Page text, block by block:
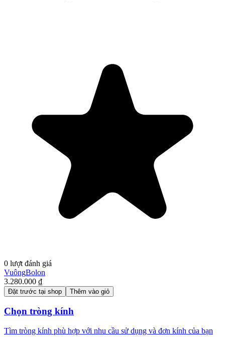
0 lượt đánh giá
VuôngBolon
3.280.000 ₫
Đặt trước tại shop Thêm vào giỏ
Chọn tròng kính
Tìm tròng kính phù hợp với nhu cầu sử dụng và đơn kính của bạn